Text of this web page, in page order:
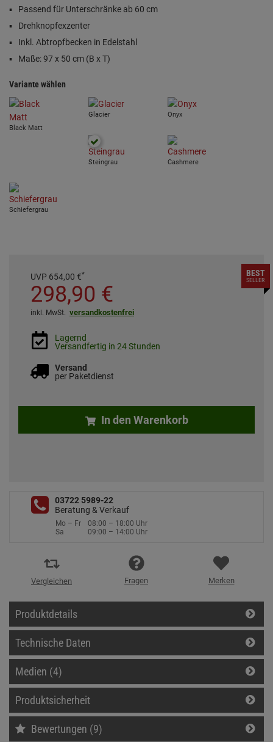
Passend für Unterschränke ab 60 cm
Drehknopfexzenter
Inkl. Abtropfbecken in Edelstahl
Maße: 97 x 50 cm (B x T)
Variante wählen
Black Matt
Glacier Onyx
Steingrau Cashmere
Schiefergrau
UVP 654,00 €*
298,90 €
inkl. MwSt. versandkostenfrei
Lagernd
Versandfertig in 24 Stunden
Versand
per Paketdienst
In den Warenkorb
BEST
SELLER
03722 5989-22
Beratung & Verkauf
Mo – Fr
08:00 – 18:00 Uhr
Sa
09:00 – 14:00 Uhr
Vergleichen Fragen Merken
Produktdetails
Technische Daten
Medien (4)
Produktsicherheit
Bewertungen (9)